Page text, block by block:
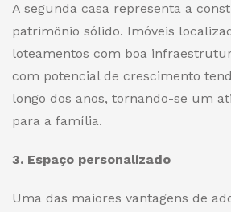
A segunda casa representa a
patrimônio sólido. Imóveis
loteamentos com boa
com potencial de crescimento
longo dos anos, tornando-se um
para a família.
3. Espaço personalizado
Uma das maiores vantagens de